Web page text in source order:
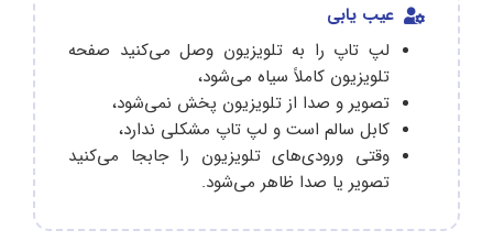
عیب یابی
لپ تاپ را به تلویزیون وصل می‌کنید صفحه
تلویزیون کاملاً سیاه می‌شود،
تصویر و صدا از تلویزیون پخش نمی‌شود،
کابل سالم است و لپ تاپ مشکلی ندارد،
وقتی ورودی‌های تلویزیون را جابجا می‌کنید
تصویر یا صدا ظاهر می‌شود.